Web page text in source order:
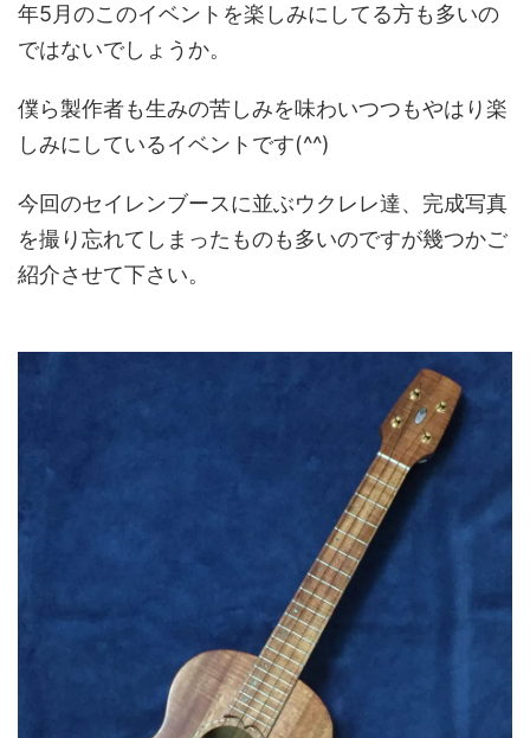
年5月のこのイベントを楽しみにしてる方も多いの
ではないでしょうか。
僕ら製作者も生みの苦しみを味わいつつもやはり楽
しみにしているイベントです(^^)
今回のセイレンブースに並ぶウクレレ達、完成写真
を撮り忘れてしまったものも多いのですが幾つかご
紹介させて下さい。